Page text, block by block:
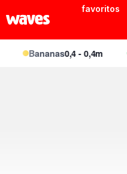
favoritos
0,4 - 0,4m